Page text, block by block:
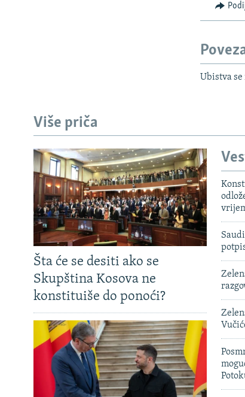
Ubistva
Više priča
Šta će se desiti ako se
Skupština Kosova ne
konstituiše do ponoći?